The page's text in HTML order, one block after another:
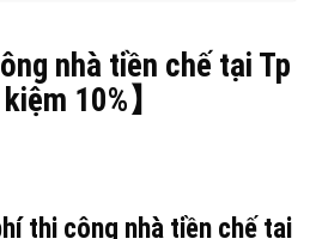
nhà tiền chế tại Tp
10%】
thi công nhà tiền chế tại